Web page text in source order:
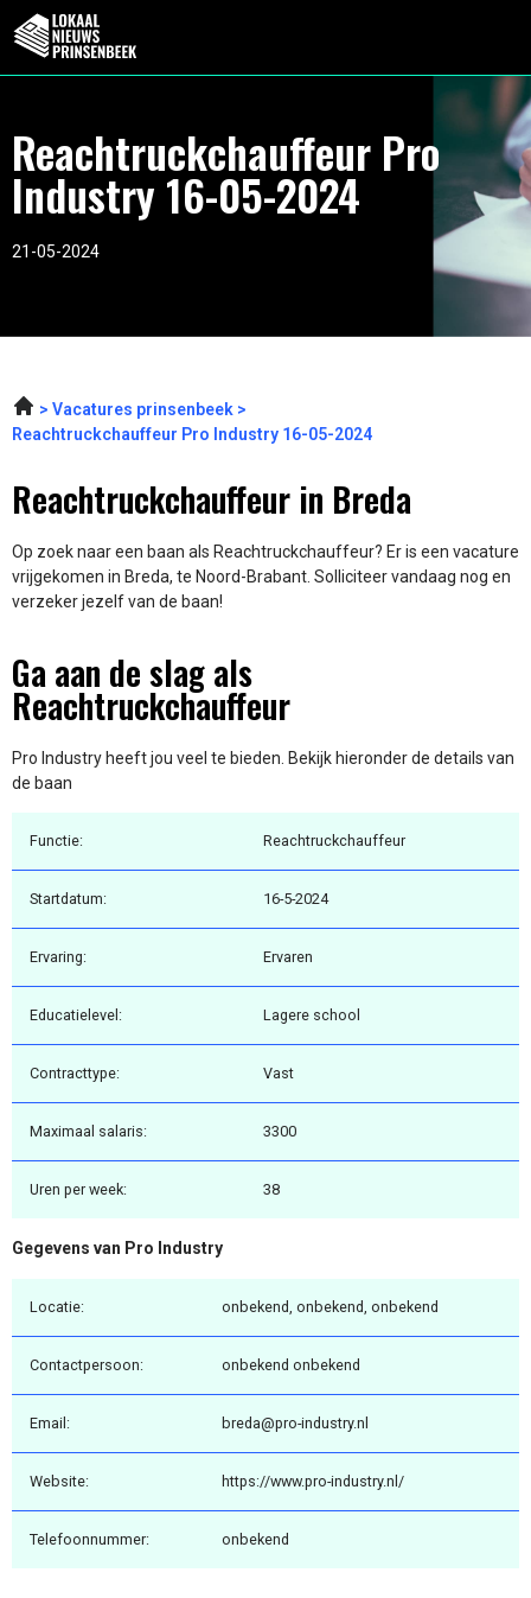
Reachtruckchauffeur Pro
Industry 16-05-2024
21-05-2024
Vacatures prinsenbeek
Reachtruckchauffeur Pro Industry 16-05-2024
Reachtruckchauffeur in Breda
Op zoek naar een baan als Reachtruckchauffeur? Er is een vacature
vrijgekomen in Breda, te Noord-Brabant. Solliciteer vandaag nog en
verzeker jezelf van de baan!
Ga aan de slag als
Reachtruckchauffeur
Pro Industry heeft jou veel te bieden. Bekijk hieronder de details van
de baan
Functie: Reachtruckchauffeur
Startdatum: 16-5-2024
Ervaring: Ervaren
Educatielevel: Lagere school
Contracttype: Vast
Maximaal salaris: 3300
Uren per week: 38
Gegevens van Pro Industry
Locatie: onbekend, onbekend, onbekend
Contactpersoon: onbekend onbekend
Email: breda@pro-industry.nl
Website: https://www.pro-industry.nl/
Telefoonnummer: onbekend